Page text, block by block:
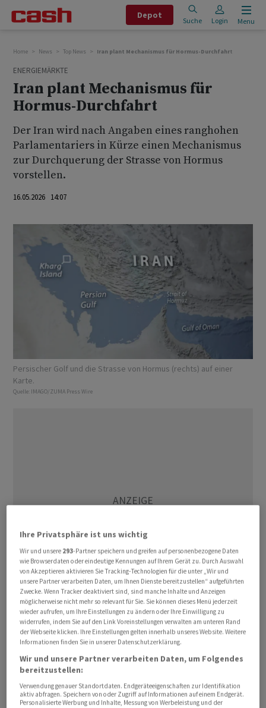
Depot
Suche Login Menu
Home News Top News Iran plant Mechanismus für Hormus-Durchfahrt
ENERGIEMÄRKTE
Iran plant Mechanismus für
Hormus-Durchfahrt
Der Iran wird nach ‌Angaben ⁠eines ranghohen
Parlamentariers in Kürze einen Mechanismus
zur Durchquerung der Strasse von Hormus
vorstellen.
16.05.2026 14:07
Persischer Golf und die Strasse von Hormus (rechts) auf einer
Karte.
Quelle: IMAGO/ZUMA Press Wire
⁠Es sei vorgesehen, den Schiffsverkehr entlang einer
festgelegten Route durch die Meerenge zu steuern,
sagt der ‌Vorsitzende des iranischen
Parlamentsausschusses für nationale Sicherheit,
Ebrahim Asisi. Von der Regelung ‌sollen nur
Handelsschiffe und diejenigen profitieren, die ​mit dem
Iran kooperieren.
Ihre Privatsphäre ist uns wichtig
Wir und unsere 293-Partner speichern und greifen auf personenbezogene Daten
wie Browserdaten oder eindeutige Kennungen auf Ihrem Gerät zu. Durch Auswahl
von Akzeptieren aktivieren Sie Tracking-Technologien für die unter „Wir und
unsere Partner verarbeiten Daten, um Ihnen Dienste bereitzustellen“ aufgeführten
Zwecke. Wenn Tracker deaktiviert sind, sind manche Inhalte und Anzeigen
möglicherweise nicht mehr so relevant für Sie. Sie können dieses Menü jederzeit
wieder aufrufen, um Ihre Einstellungen zu ändern oder Ihre Einwilligung zu
widerrufen, indem Sie auf den Link Voreinstellungen verwalten am unteren Rand
der Webseite klicken. Ihre Einstellungen gelten innerhalb unseres Website. Weitere
Informationen finden Sie in unserer Datenschutzerklärung.
Wir und unsere Partner verarbeiten Daten, um Folgendes
bereitzustellen:
Verwendung genauer Standortdaten. Endgeräteeigenschaften zur Identifikation
aktiv abfragen. Speichern von oder Zugriff auf Informationen auf einem Endgerät.
Personalisierte Werbung und Inhalte, Messung von Werbeleistung und der